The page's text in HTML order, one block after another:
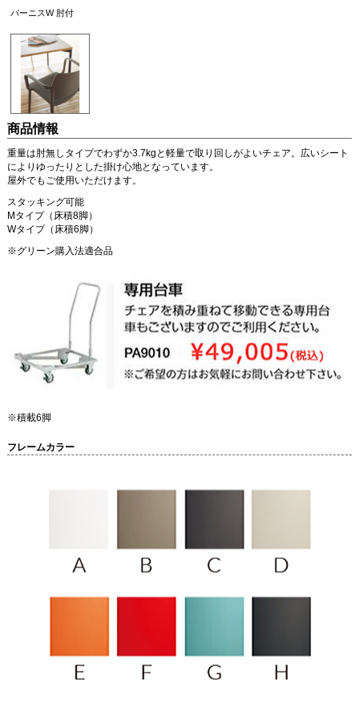
パーニスW 肘付
商品情報
重量は肘無しタイプでわずか3.7kgと軽量で取り回しがよいチェア。広いシート
によりゆったりとした掛け心地となっています。
屋外でもご使用いただけます。
スタッキング可能
Mタイプ（床積8脚）
Wタイプ（床積6脚）
※グリーン購入法適合品
※積載6脚
フレームカラー